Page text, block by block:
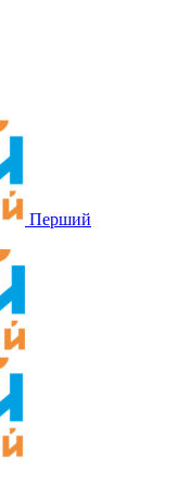
Перший